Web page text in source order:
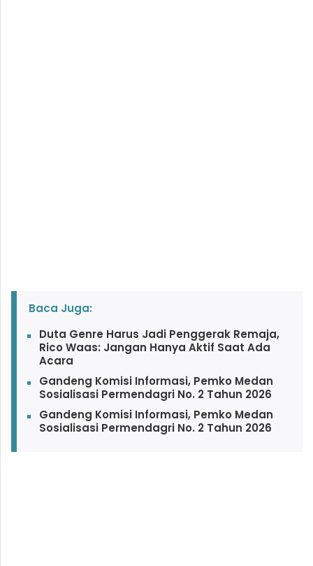
Baca Juga:
Duta Genre Harus Jadi Penggerak Remaja,
Rico Waas: Jangan Hanya Aktif Saat Ada
Acara
Gandeng Komisi Informasi, Pemko Medan
Sosialisasi Permendagri No. 2 Tahun 2026
Gandeng Komisi Informasi, Pemko Medan
Sosialisasi Permendagri No. 2 Tahun 2026